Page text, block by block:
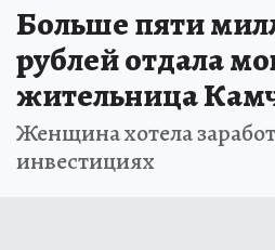
Больше пяти
рублей отдала
жительница
Женщина хотела
инвестициях